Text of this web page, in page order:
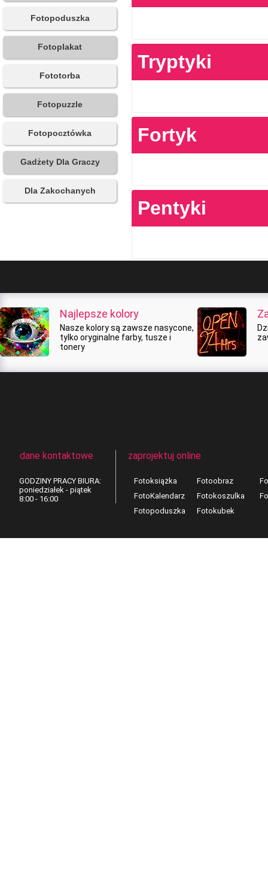
Fotopoduszka
Fotoplakat
Fototorba
Fotopuzzle
Fotopocztówka
Gadżety Dla Graczy
Dla Zakochanych
Tryptyki
Fortyk
Pentyki
Najlepsze kolory
Nasze kolory są zawsze nasycone,
tylko oryginalne farby, tusze i
tonery
dane kontaktowe
GODZINY PRACY BIURA:
poniedziałek - piątek
8:00 - 16:00
zaprojektuj online
Fotoksiążka Fotoobraz
FotoKalendarz
Fotokoszulka
Fotopoduszka
Fotokubek